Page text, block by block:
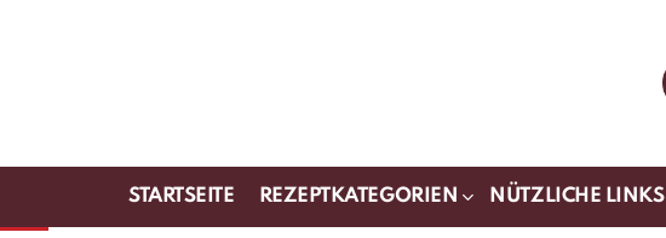
STARTSEITE REZEPTKATEGORIEN NÜTZLICHE LINKS